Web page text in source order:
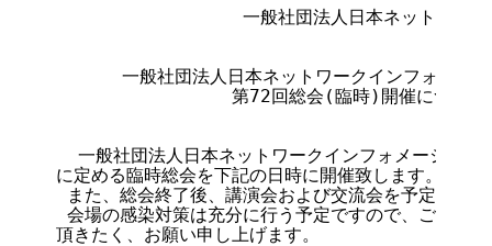
一般社団法人日本ネットワーク
一般社団法人日本ネットワークインフォメー
第72回総会(臨時)開催について
一般社団法人日本ネットワークインフォメーショ
に定める臨時総会を下記の日時に開催致します。
また、総会終了後、講演会および交流会を予定して
会場の感染対策は充分に行う予定ですので、ご多用
頂きたく、お願い申し上げます。